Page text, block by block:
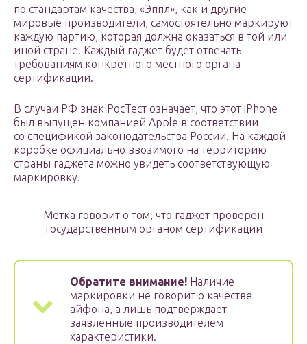
по стандартам качества, «Эппл», как и другие
мировые производители, самостоятельно маркируют
каждую партию, которая должна оказаться в той или
иной стране. Каждый гаджет будет отвечать
требованиям конкретного местного органа
сертификации.
В случаи РФ знак РосТест означает, что этот iPhone
был выпущен компанией Apple в соответствии
со спецификой законодательства России. На каждой
коробке официально ввозимого на территорию
страны гаджета можно увидеть соответствующую
маркировку.
Метка говорит о том, что гаджет проверен
государственным органом сертификации
Обратите внимание! Наличие
маркировки не говорит о качестве
айфона, а лишь подтверждает
заявленные производителем
характеристики.